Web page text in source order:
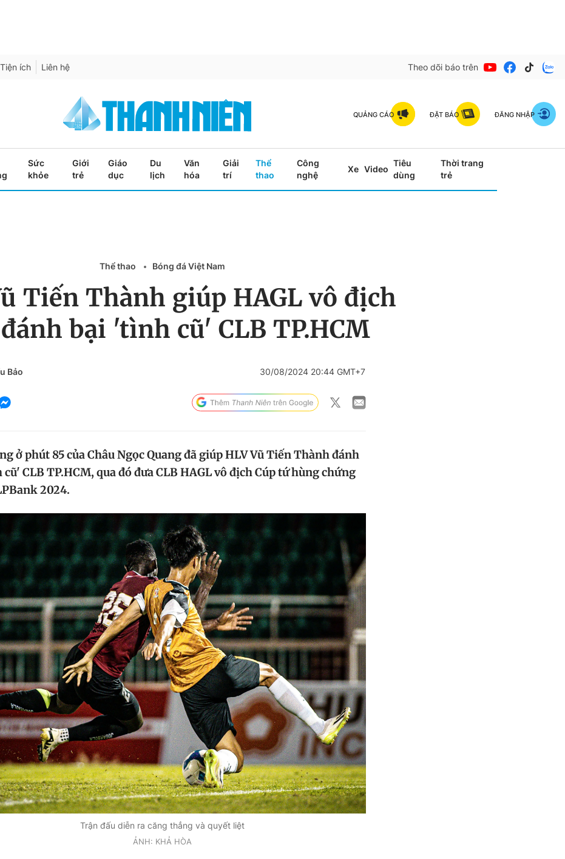
Tiện ích Liên hệ Theo dõi báo trên
QUẢNG CÁO ĐẶT BÁO ĐĂNG NHẬP
Sức
khỏe
Giới
trẻ
Giáo
dục
Du
lịch
Văn
hóa
Giải
trí
Thể
thao
Công
nghệ
Xe Video
Tiêu
dùng
Thời trang
trẻ
Thể thao Bóng đá Việt Nam
Tiến Thành giúp HAGL vô địch
bại 'tình cũ' CLB TP.HCM
Bảo 30/08/2024 20:44 GMT+7
ở phút 85 của Châu Ngọc Quang đã giúp HLV Vũ Tiến Thành đánh
CLB TP.HCM, qua đó đưa CLB HAGL vô địch Cúp tứ hùng chứng
2024.
Trận đấu diễn ra căng thẳng và quyết liệt
ẢNH: KHẢ HÒA